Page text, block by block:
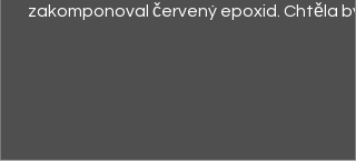
zakomponoval červený epoxid. Chtěla